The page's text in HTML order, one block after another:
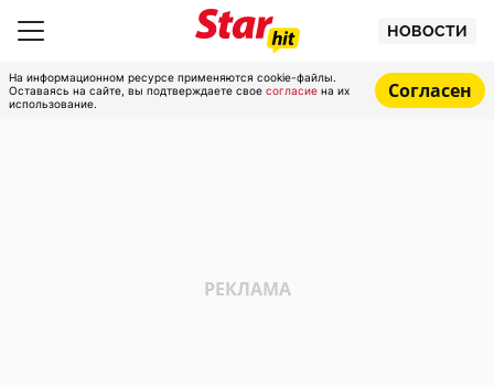
НОВОСТИ
На информационном ресурсе применяются cookie-файлы.
Оставаясь на сайте, вы подтверждаете свое согласие на их
использование.
Согласен